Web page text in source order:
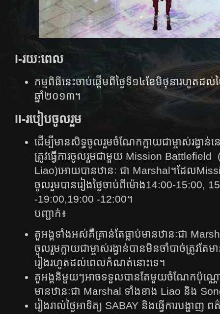
I-រយៈពេល
កម្មពិធីនេះចាប់ផ្តើមពីថ្ងៃទី១៤​ខែមិថុនារហូតដល់ថ្
ឆ្នាំ២០១៣។
II-របៀបចូលរួម
ដើម្បីមានសិទ្ធចូលរួមចំណែកក្លាយជាម្ចាស់រង្វាន់​ន
ត្រូវ​ធ្វើ​ការ​ចូល​រួម​ជាមួយ​ Mission Battlefield
Liao)​អោយ​បាន​ឋានៈ ​ជា​ Marshal។ដែល
ចូលរួមបានរៀងថ្ងៃចាប់ពីម៉ោង14:00-15:00,​
-19:00,19:00 -12:00។
បញ្ជាក់៖​
តួអង្គទាំងអស់គឺគ្រាន់តែធ្លាប់មានឋានៈជា
ចូល​រួម​ក្លាយ​ជា​ម្ចាស់​រង្វាន់​បាន​មិន​ចាំ​បាច់​ត្រូវ​តែ​
រៀង​រហូត​ដល់​​ពេល​​កំណត់​​នោះ​​​ទេ​​​។
តួ​អង្គ​និមួយៗ​អាច​ទទួល​បាន​តែ​មួយ​ចំណែក​ប៉ុណ្ណោ
មាន​ឋានៈ​ជា​​ Marshal ទាំង​ខាង​ Liao​​ និង
រៀងរាល់ថ្ងៃអាទិត្យ SABAY និងធ្វើការ​​បង្ហាញ